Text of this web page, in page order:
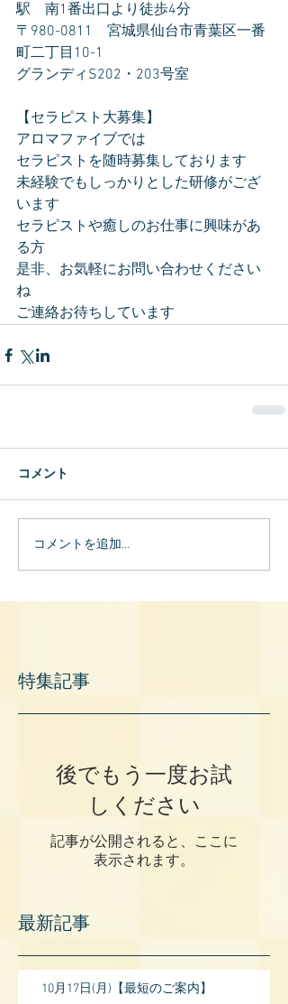
駅　南1番出口より徒歩4分
〒980-0811　宮城県仙台市青葉区一番
町二丁目10-1
グランディS202・203号室
【セラピスト大募集】
アロマファイブでは
セラピストを随時募集しております
未経験でもしっかりとした研修がござ
います
セラピストや癒しのお仕事に興味があ
る方
是非、お気軽にお問い合わせください
ね
ご連絡お待ちしています
コメント
コメントを追加…
特集記事
後でもう一度お試
しください
記事が公開されると、ここに
表示されます。
最新記事
10月17日(月)【最短のご案内】